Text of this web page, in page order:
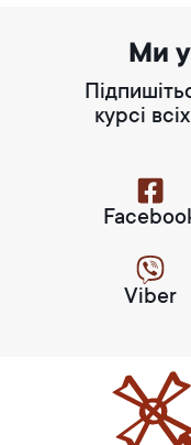
Ми
курсі
Viber